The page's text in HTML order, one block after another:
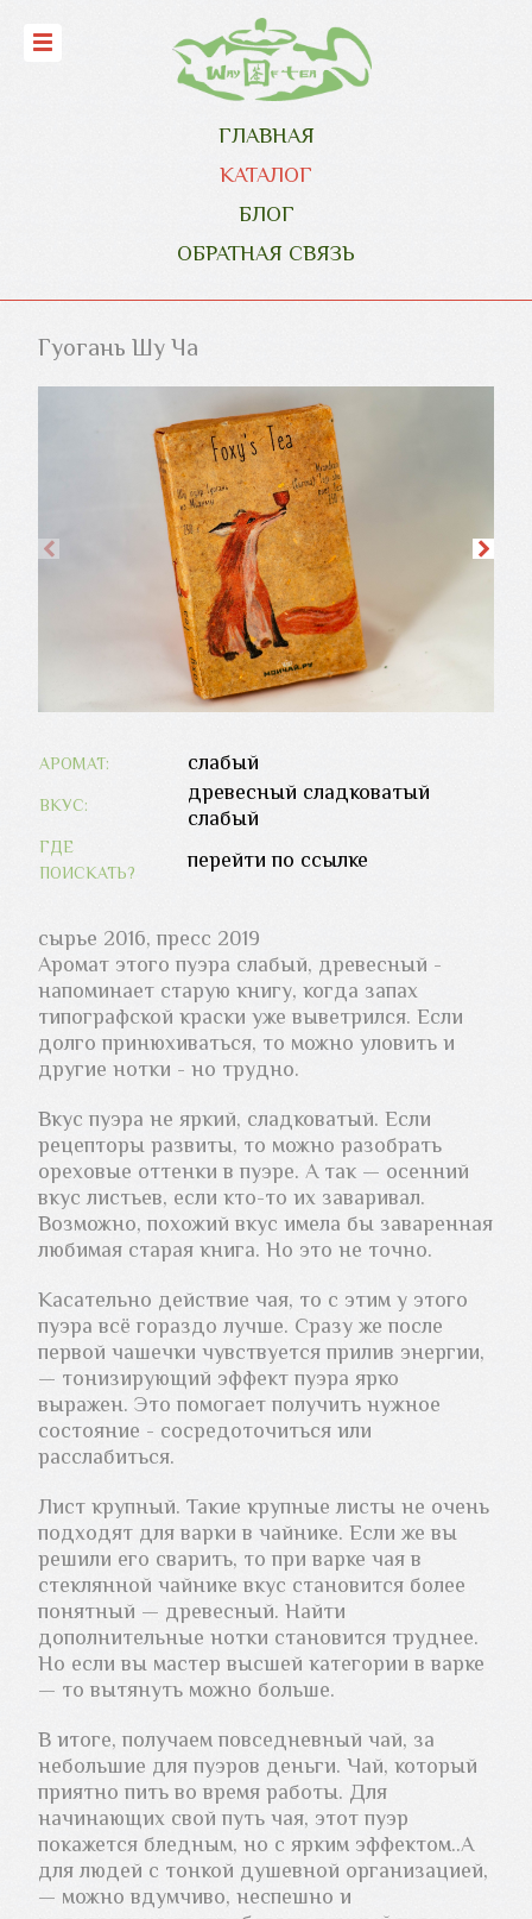
ГЛАВНАЯ
КАТАЛОГ
БЛОГ
ОБРАТНАЯ СВЯЗЬ
Гуогань Шу Ча
АРОМАТ: слабый
ВКУС: древесный сладковатый
слабый
ГДЕ
ПОИСКАТЬ?
перейти по ссылке
сырье 2016, пресс 2019
Аромат этого пуэра слабый, древесный -
напоминает старую книгу, когда запах
типографской краски уже выветрился. Если
долго принюхиваться, то можно уловить и
другие нотки - но трудно.
Вкус пуэра не яркий, сладковатый. Если
рецепторы развиты, то можно разобрать
ореховые оттенки в пуэре. А так — осенний
вкус листьев, если кто-то их заваривал.
Возможно, похожий вкус имела бы заваренная
любимая старая книга. Но это не точно.
Касательно действие чая, то с этим у этого
пуэра всё гораздо лучше. Сразу же после
первой чашечки чувствуется прилив энергии,
— тонизирующий эффект пуэра ярко
выражен. Это помогает получить нужное
состояние - сосредоточиться или
расслабиться.
Лист крупный. Такие крупные листы не очень
подходят для варки в чайнике. Если же вы
решили его сварить, то при варке чая в
стеклянной чайнике вкус становится более
понятный — древесный. Найти
дополнительные нотки становится труднее.
Но если вы мастер высшей категории в варке
— то вытянуть можно больше.
В итоге, получаем повседневный чай, за
небольшие для пуэров деньги. Чай, который
приятно пить во время работы. Для
начинающих свой путь чая, этот пуэр
покажется бледным, но с ярким эффектом..А
для людей с тонкой душевной организацией,
— можно вдумчиво, неспешно и